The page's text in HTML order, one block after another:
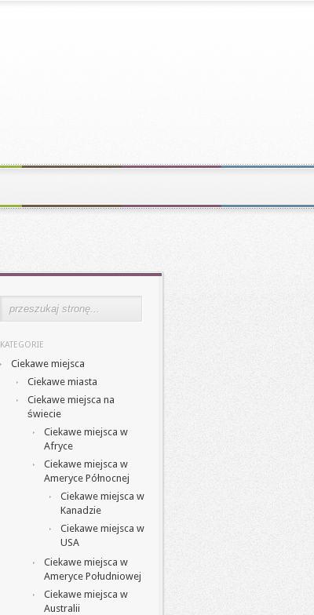
KATEGORIE
Ciekawe miejsca
Ciekawe miasta
Ciekawe miejsca na
świecie
Ciekawe miejsca w
Afryce
Ciekawe miejsca w
Ameryce Północnej
Ciekawe miejsca w
Kanadzie
Ciekawe miejsca w
USA
Ciekawe miejsca w
Ameryce Południowej
Ciekawe miejsca w
Australii